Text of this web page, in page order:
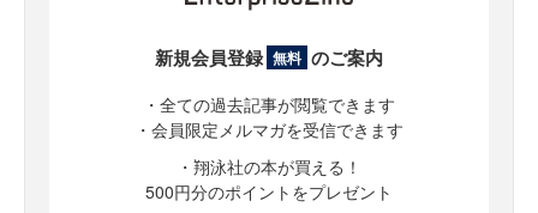
新規会員登録 無料 のご案内
・全ての過去記事が閲覧できます
・会員限定メルマガを受信できます
・翔泳社の本が買える！
500円分のポイントをプレゼント